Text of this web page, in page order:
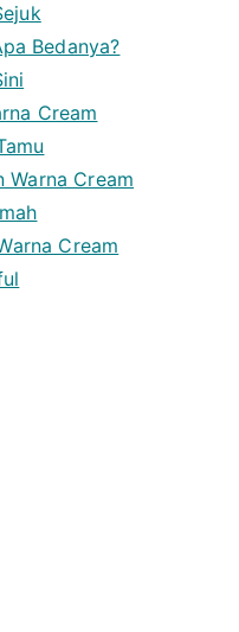
Bedanya?
Cream
Warna Cream
Cream